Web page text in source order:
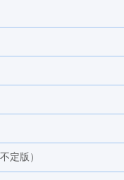
州分公司
部
定版）